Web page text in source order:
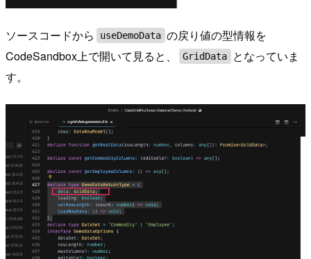
ソースコードから useDemoData の戻り値の型情報を
CodeSandbox上で開いて見ると、
GridData
となっていま
す。